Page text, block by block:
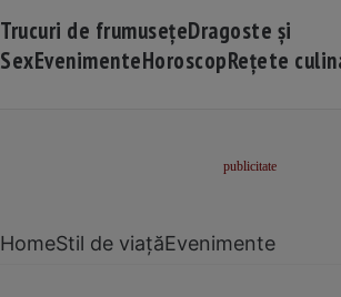
Trucuri de frumusețeDragoste și
SexEvenimenteHoroscopRețete
HomeStil de viațăEvenimente